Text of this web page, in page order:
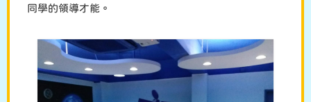
同學的領導才能。